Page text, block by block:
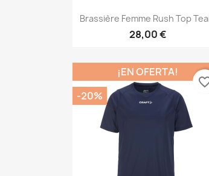
Vista rápida
Brassière Femme Rush Top
28,00 €
¡EN OFERTA!
-20%